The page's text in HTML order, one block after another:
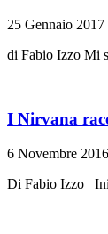
25 Gennaio 2017
di Fabio Izzo Mi
I Nirvana
6 Novembre 2016
Di Fabio Izzo